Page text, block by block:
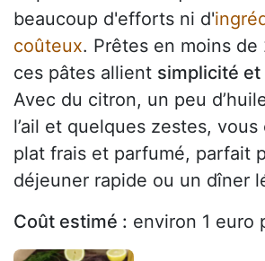
beaucoup d'efforts ni d'
coûteux. Prêtes en moins de
ces pâtes allient simplicité et
Avec du citron, un peu
l’ail et quelques zestes,
plat frais et parfumé, parfait
déjeuner rapide ou un dîner
Coût estimé : environ 1 euro